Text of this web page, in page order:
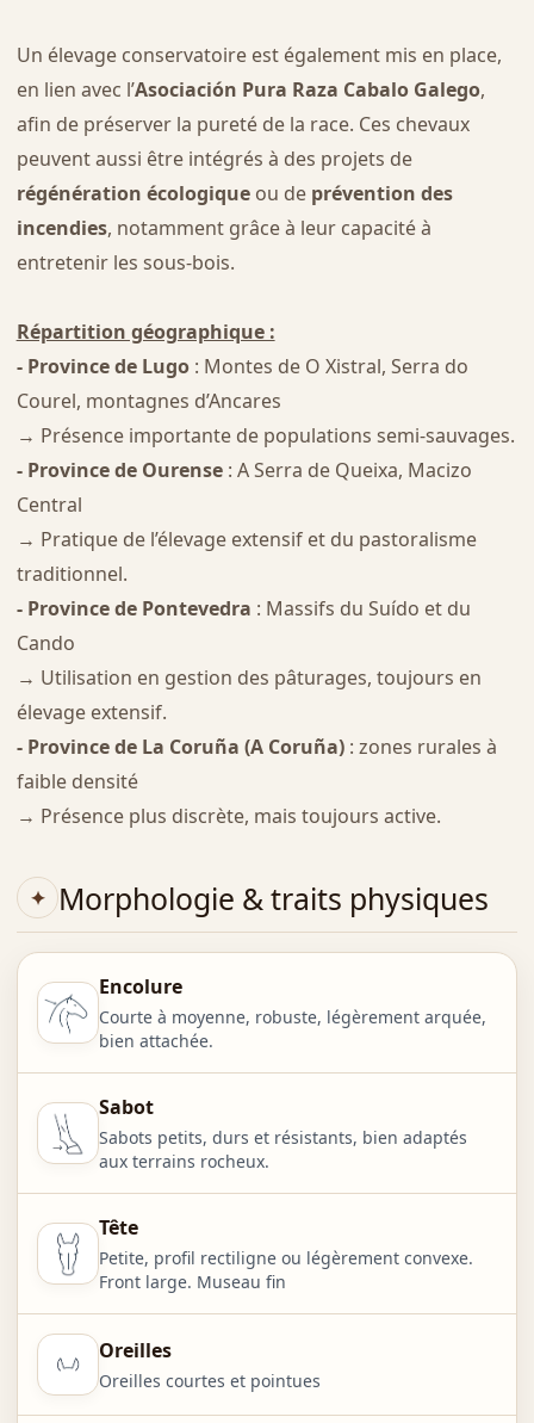
Un élevage conservatoire est également mis en place,
en lien avec l’Asociación Pura Raza Cabalo Galego,
afin de préserver la pureté de la race. Ces chevaux
peuvent aussi être intégrés à des projets de
régénération écologiqueou de prévention des
incendies, notamment grâce à leur capacité à
entretenir les sous-bois.
Répartition géographique :
- Province de Lugo: Montes de O Xistral, Serra do
Courel, montagnes d’Ancares
→ Présence importante de populations semi-sauvages.
- Province de Ourense: A Serra de Queixa, Macizo
Central
→ Pratique de l’élevage extensif et du pastoralisme
traditionnel.
- Province de Pontevedra : Massifs du Suído et du
Cando
→ Utilisation en gestion des pâturages, toujours en
élevage extensif.
- Province de La Coruña (A Coruña): zones rurales à
faible densité
→ Présence plus discrète, mais toujours active.
Morphologie & traits physiques
Encolure
Courte à moyenne, robuste, légèrement arquée,
bien attachée.
Sabot
Sabots petits, durs et résistants, bien adaptés
aux terrains rocheux.
Tête
Petite, profil rectiligne ou légèrement convexe.
Front large. Museau fin
Oreilles
Oreilles courtes et pointues